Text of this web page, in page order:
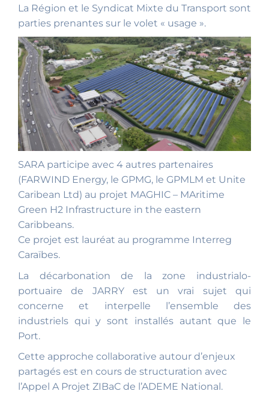
La Région et le Syndicat Mixte du Transport sont
parties prenantes sur le volet « usage ».
SARA participe avec 4 autres partenaires
(FARWIND Energy, le GPMG, le GPMLM et Unite
Caribean Ltd) au projet MAGHIC – MAritime
Green H2 Infrastructure in the eastern
Caribbeans.
Ce projet est lauréat au programme Interreg
Caraïbes.
La décarbonation de la zone industrialo-
portuaire de JARRY est un vrai sujet qui
concerne et interpelle l’ensemble des
industriels qui y sont installés autant que le
Port.
Cette approche collaborative autour d’enjeux
partagés est en cours de structuration avec
l’Appel A Projet ZIBaC de l’ADEME National.